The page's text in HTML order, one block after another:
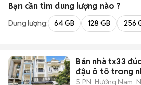
Bạn cần tìm dung lượng nào ?
Dung lượng: 64 GB 128 GB 256
Bán nhà tx33
đậu ô tô trong
5 PN Hướng Nam